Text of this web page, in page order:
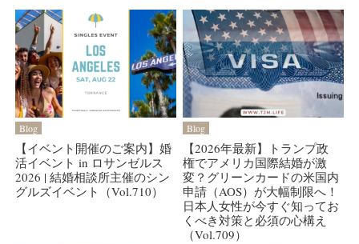
Blog
【イベント開催のご案内】婚
活イベント in ロサンゼルス
2026 | 結婚相談所主催のシン
グルズイベント（Vol.710）
Blog
【2026年最新】トランプ政
権でアメリカ国際結婚が激
変？グリーンカードの米国内
申請（AOS）が大幅制限へ！
日本人女性が今すぐ知ってお
くべき対策と必須の心構え
（Vol.709）